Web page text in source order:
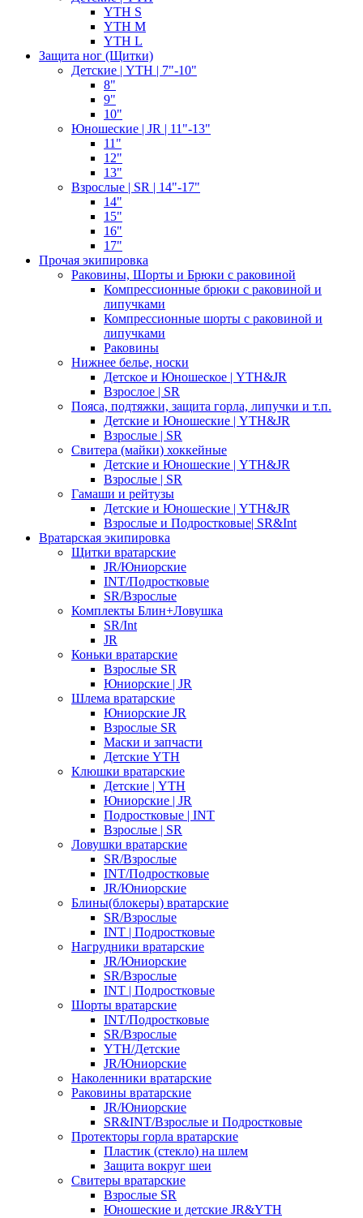
YTH S
YTH M
YTH L
Защита ног (Щитки)
Детские | YTH | 7"-10"
8"
9"
10"
Юношеские | JR | 11"-13"
11"
12"
13"
Взрослые | SR | 14"-17"
14"
15"
16"
17"
Прочая экипировка
Раковины, Шорты и Брюки с раковиной
Компрессионные брюки с раковиной и
липучками
Компрессионные шорты с раковиной и
липучками
Раковины
Нижнее белье, носки
Детское и Юношеское | YTH&JR
Взрослое | SR
Пояса, подтяжки, защита горла, липучки и т.п.
Детские и Юношеские | YTH&JR
Взрослые | SR
Свитера (майки) хоккейные
Детские и Юношеские | YTH&JR
Взрослые | SR
Гамаши и рейтузы
Детские и Юношеские | YTH&JR
Взрослые и Подростковые| SR&Int
Вратарская экипировка
Щитки вратарские
JR/Юниорские
INT/Подростковые
SR/Взрослые
Комплекты Блин+Ловушка
SR/Int
JR
Коньки вратарские
Взрослые SR
Юниорские | JR
Шлема вратарские
Юниорские JR
Взрослые SR
Маски и запчасти
Детские YTH
Клюшки вратарские
Детские | YTH
Юниорские | JR
Подростковые | INT
Взрослые | SR
Ловушки вратарские
SR/Взрослые
INT/Подростковые
JR/Юниорские
Блины(блокеры) вратарские
SR/Взрослые
INT | Подростковые
Нагрудники вратарские
JR/Юниорские
SR/Взрослые
INT | Подростковые
Шорты вратарские
INT/Подростковые
SR/Взрослые
YTH/Детские
JR/Юниорские
Наколенники вратарские
Раковины вратарские
JR/Юниорские
SR&INT/Взрослые и Подростковые
Протекторы горла вратарские
Пластик (стекло) на шлем
Защита вокруг шеи
Свитеры вратарские
Взрослые SR
Юношеские и детские JR&YTH